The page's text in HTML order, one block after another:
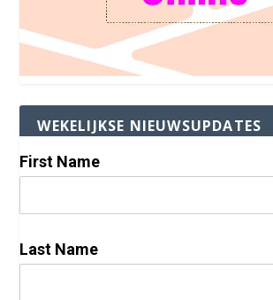
WEKELIJKSE NIEUWSUPDATES
First Name
Last Name